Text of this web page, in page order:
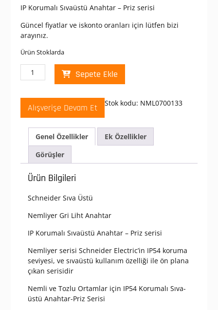
IP Korumalı Sıvaüstü Anahtar – Priz serisi
Güncel fiyatlar ve iskonto oranları için lütfen bizi
arayınız.
Ürün Stoklarda
Schneider
Electric
Yüzey
Gri
Liht
Anahtar
Sepete Ekle
Alışverişe Devam Et Stok kodu: NML0700133
Genel Özellikler
Ek Özellikler
Görüşler
Ürün Bilgileri
Schneider Sıva Üstü
Nemliyer Gri Liht Anahtar
IP Korumalı Sıvaüstü Anahtar – Priz serisi
Nemliyer serisi Schneider Electric’in IP54 koruma
seviyesi, ve sıvaüstü kullanım özelliği ile ön plana
çıkan serisidir
Nemli ve Tozlu Ortamlar için IP54 Korumalı Sıva-
üstü Anahtar-Priz Serisi